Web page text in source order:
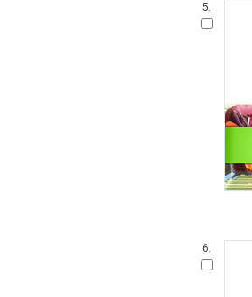
5.
6.